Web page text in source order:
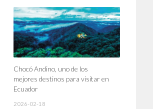
Chocó Andino, uno de los
mejores destinos para visitar en
Ecuador
2026-02-18